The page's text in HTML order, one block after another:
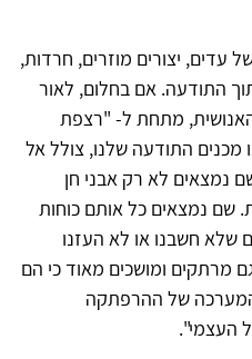
עדים, יצורים מוזרים, חרדות,
התודעה. אם בחלום, לאור
מתחת ל- "רצפת
מכנים התודעה שלנו, צולל אל
נמצאים לא רק אבני חן
שם נמצאים כל אותם כוחות
שלא חשבנו או לא העזנו
מרתקים ומושכים מאוד כי הם
של ההרפתקה
העצמי".